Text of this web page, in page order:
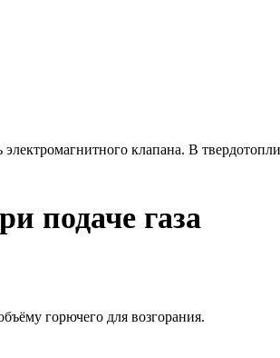
электромагнитного клапана. В
подаче газа
горючего для возгорания.